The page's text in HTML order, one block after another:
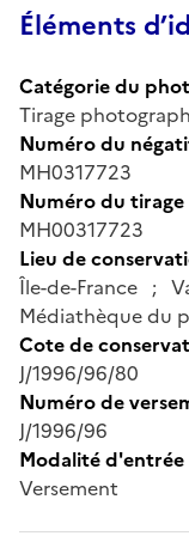
Éléments
Catégorie du
Tirage
Numéro du
MH0317723
Numéro du tirage
MH00317723
Lieu de
Île-de-France ;
Médiathèque du
Cote de
J/1996/96/80
Numéro de
J/1996/96
Modalité d'entrée
Versement